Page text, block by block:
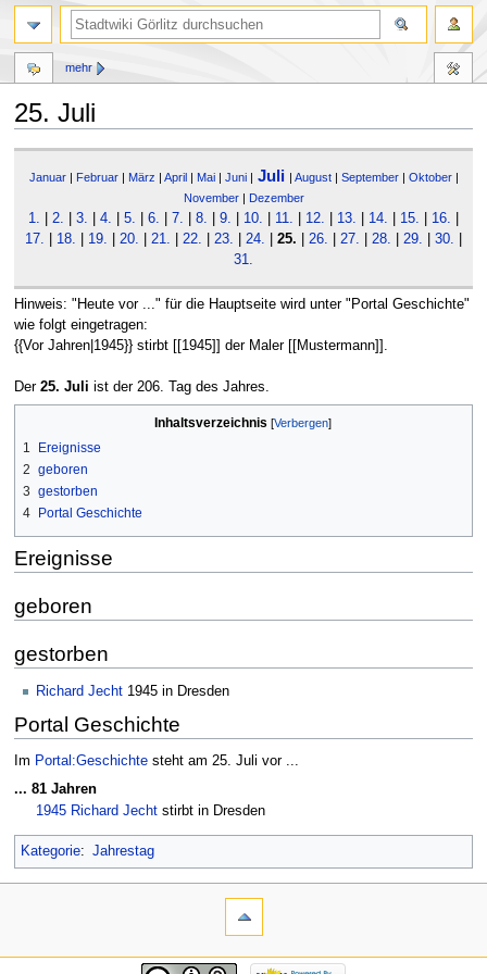
25. Juli
Navigation
Suche
Januar| Februar| März | April| Mai| Juni| Juli | August| September| Oktober|
November| Dezember
1. 2. 3. 4. 5. 6. 7. 8. 9. 10. 11. 12. 13. 14. 15. 16.
17.
18. 19. 20. 21. 22. 23. 24. 25. 26. 27. 28. 29. 30.
31.
Hinweis: "Heute vor ..." für die Hauptseite wird unter "Portal Geschichte"
wie folgt eingetragen:
{{Vor Jahren|1945}} stirbt [[1945]] der Maler [[Mustermann]].
Der 25. Juli ist der 206. Tag des Jahres.
Inhaltsverzeichnis
1
Ereignisse
2 geboren
3 gestorben
4
Portal Geschichte
Ereignisse
geboren
gestorben
Richard Jecht 1945 in Dresden
Portal Geschichte
Im Portal:Geschichtesteht am 25. Juli vor ...
... 81 Jahren
1945 Richard Jecht stirbt in Dresden
Kategorie: Jahrestag
mehr